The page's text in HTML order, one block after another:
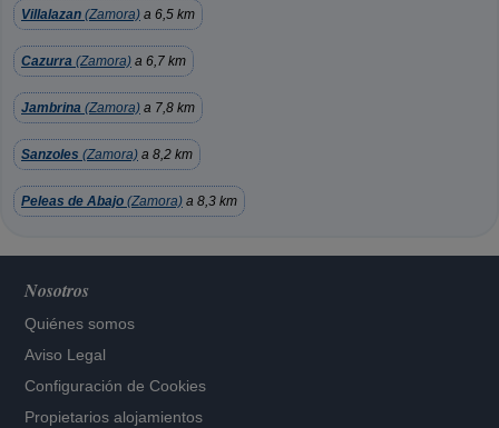
Villalazan (Zamora) a 6,5 km
Cazurra (Zamora) a 6,7 km
Jambrina (Zamora) a 7,8 km
Sanzoles (Zamora) a 8,2 km
Peleas de Abajo (Zamora) a 8,3 km
Nosotros
Quiénes somos
Aviso Legal
Configuración de Cookies
Propietarios alojamientos